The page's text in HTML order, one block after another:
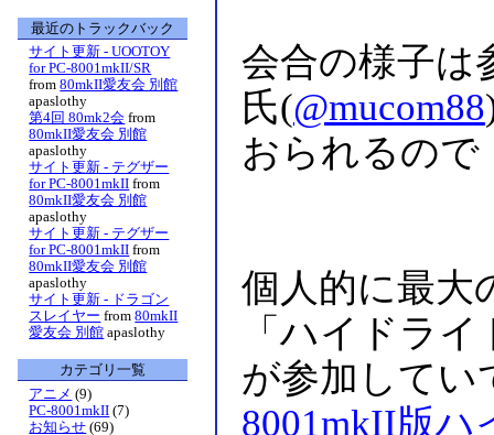
会合の様子は
氏(@mucom88
おられるので
個人的に最大
「ハイドラ
が参加してい
8001mkII版ハ
最近のトラックバック
サイト更新 - UOOTOY
for PC-8001mkII/SR
from 80mkII愛友会 別館
apaslothy
第4回 80mk2会 from
80mkII愛友会 別館
apaslothy
サイト更新 - テグザー
for PC-8001mkII from
80mkII愛友会 別館
apaslothy
サイト更新 - テグザー
for PC-8001mkII from
80mkII愛友会 別館
apaslothy
サイト更新 - ドラゴン
スレイヤー from 80mkII
愛友会 別館 apaslothy
カテゴリ一覧
アニメ (9)
PC-8001mkII (7)
お知らせ (69)